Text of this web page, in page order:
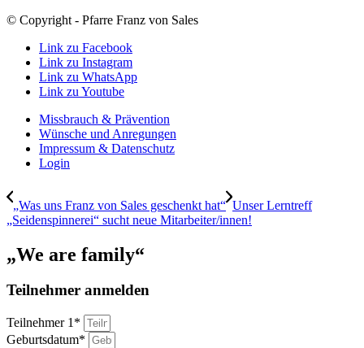
© Copyright - Pfarre Franz von Sales
Link zu Facebook
Link zu Instagram
Link zu WhatsApp
Link zu Youtube
Missbrauch & Prävention
Wünsche und Anregungen
Impressum & Datenschutz
Login
„Was uns Franz von Sales geschenkt hat“ Unser Lerntreff
„Seidenspinnerei“ sucht neue Mitarbeiter/innen!
„We are family“
Teilnehmer anmelden
Teilnehmer 1*
Geburtsdatum*